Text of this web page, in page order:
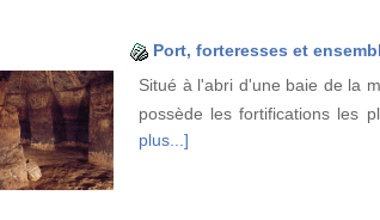
Port, forteresses et
Situé à l'abri d'une baie de la
possède les fortifications les
plus...]